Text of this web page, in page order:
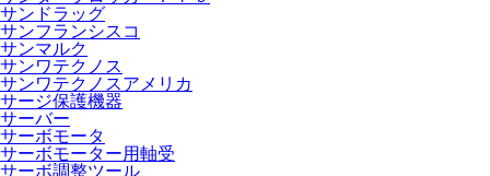
サンドラッグ
サンフランシスコ
サンマルク
サンワテクノス
サンワテクノスアメリカ
サージ保護機器
サーバー
サーボモータ
サーボモーター用軸受
サーボ調整ツール